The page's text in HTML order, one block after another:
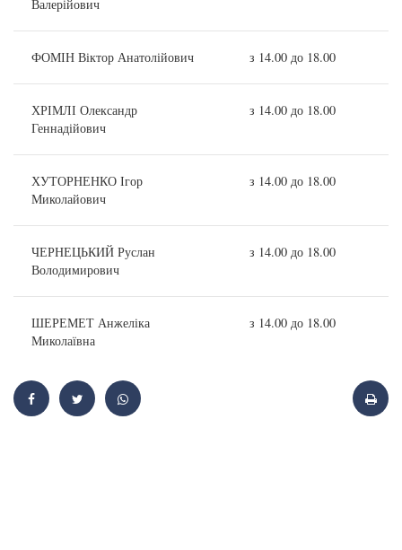
Валерійович
ФОМІН Віктор Анатолійович з 14.00 до 18.00
ХРІМЛІ Олександр
Геннадійович
з 14.00 до 18.00
ХУТОРНЕНКО Ігор
Миколайович
з 14.00 до 18.00
ЧЕРНЕЦЬКИЙ Руслан
Володимирович
з 14.00 до 18.00
ШЕРЕМЕТ Анжеліка
Миколаївна
з 14.00 до 18.00